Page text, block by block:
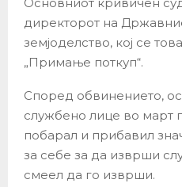
директорот на
земјоделство, кој се
„Примање поткуп“.
Според обвинението,
службено лице во март
побарал и прибавил
за себе за да изврши
смеел да го изврши.